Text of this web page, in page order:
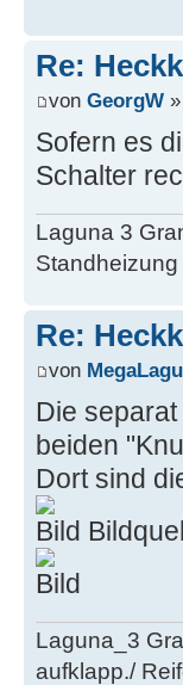
Re:
von GeorgW
Sofern es
Schalter
Laguna 3
Re:
von MegaLagu
Die
beiden
Dort sind
Laguna_3
aufklapp./